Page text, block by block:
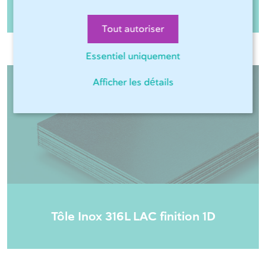
Tout autoriser
Essentiel uniquement
Afficher les détails
Tôle Inox 316L LAC finition 1D